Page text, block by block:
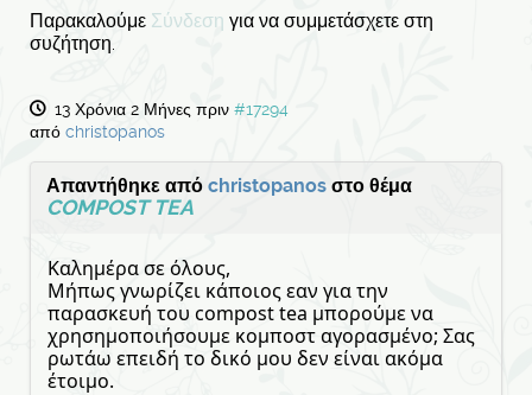
Παρακαλούμε Σύνδεση για να συμμετάσχετε στη
συζήτηση.
13 Χρόνια 2 Μήνες πριν #17294
από christopanos
Απαντήθηκε από christopanos στο θέμα
COMPOST TEA
Καλημέρα σε όλους,
Μήπως γνωρίζει κάποιος εαν για την
παρασκευή του compost tea μπορούμε να
χρησημοποιήσουμε κομποστ αγορασμένο; Σας
ρωτάω επειδή το δικό μου δεν είναι ακόμα
έτοιμο.